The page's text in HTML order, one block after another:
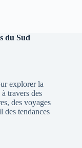
du Sud
explorer la
travers des
des voyages
des tendances